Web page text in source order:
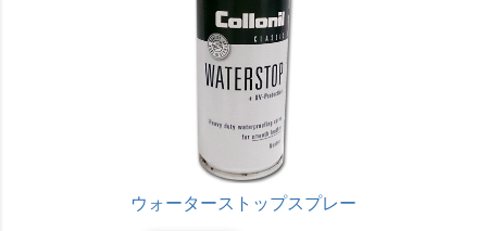
ウォーターストップスプレー